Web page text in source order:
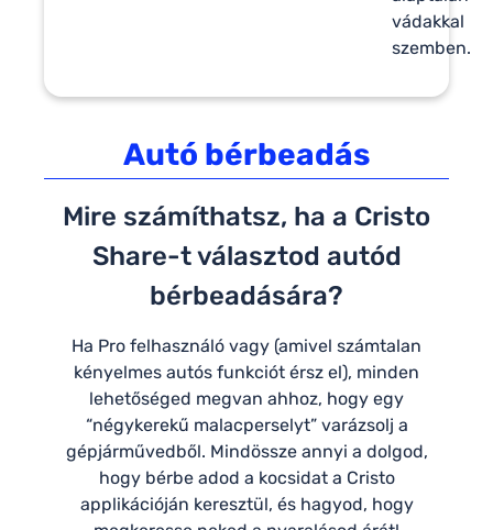
vádakkal
szemben.
Autó bérbeadás
Mire számíthatsz, ha a Cristo
Share-t választod autód
bérbeadására?
Ha Pro felhasználó vagy (amivel számtalan
kényelmes autós funkciót érsz el), minden
lehetőséged megvan ahhoz, hogy egy
“négykerekű malacperselyt” varázsolj a
gépjárművedből. Mindössze annyi a dolgod,
hogy bérbe adod a kocsidat a Cristo
applikációján keresztül, és hagyod, hogy